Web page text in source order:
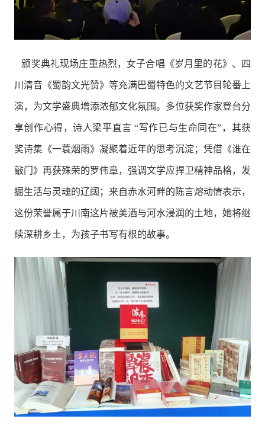
颁奖典礼现场庄重热烈，女子合唱《岁月里的花》、四
川清音《蜀韵文光赞》等充满巴蜀特色的文艺节目轮番上
演，为文学盛典增添浓郁文化氛围。多位获奖作家登台分
享创作心得，诗人梁平直言 “写作已与生命同在”，其获
奖诗集《一蓑烟雨》凝聚着近年的思考沉淀；凭借《谁在
敲门》再获殊荣的罗伟章，强调文学应捍卫精神品格，发
掘生活与灵魂的辽阔；来自赤水河畔的陈言熔动情表示，
这份荣誉属于川南这片被美酒与河水浸润的土地，她将继
续深耕乡土，为孩子书写有根的故事。